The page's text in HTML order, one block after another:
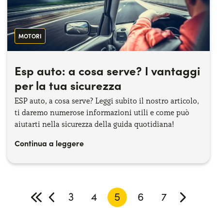
MOTORI
Esp auto: a cosa serve? I vantaggi
per la tua sicurezza
ESP auto, a cosa serve? Leggi subito il nostro articolo,
ti daremo numerose informazioni utili e come può
aiutarti nella sicurezza della guida quotidiana!
Continua a leggere
3 4 5 6 7